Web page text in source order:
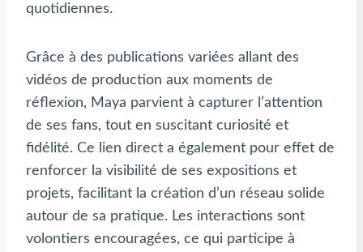
quotidiennes.
Grâce à des publications variées allant des
vidéos de production aux moments de
réflexion, Maya parvient à capturer l’attention
de ses fans, tout en suscitant curiosité et
fidélité. Ce lien direct a également pour effet de
renforcer la visibilité de ses expositions et
projets, facilitant la création d’un réseau solide
autour de sa pratique. Les interactions sont
volontiers encouragées, ce qui participe à